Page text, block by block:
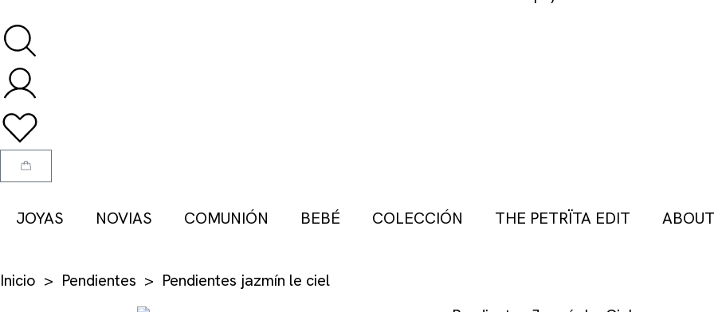
JOYAS NOVIAS COMUNIÓN BEBÉ COLECCIÓN THE PETRÏTA EDIT ABOUT
Inicio > Pendientes > Pendientes jazmín le ciel